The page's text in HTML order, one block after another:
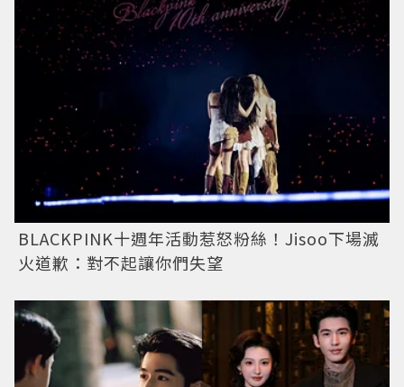
BLACKPINK十週年活動惹怒粉絲！Jisoo下場滅
火道歉：對不起讓你們失望